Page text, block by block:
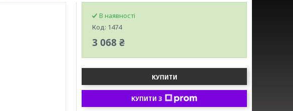
В наявності
Код: 1474
3 068 ₴
КУПИТИ
КУПИТИ З